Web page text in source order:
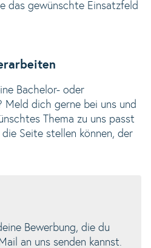
das gewünschte Einsatzfeld
Bachelor- oder
Meld dich gerne bei uns und
Thema zu uns passt
Seite stellen können, der
Bewerbung, die du
an uns senden kannst.